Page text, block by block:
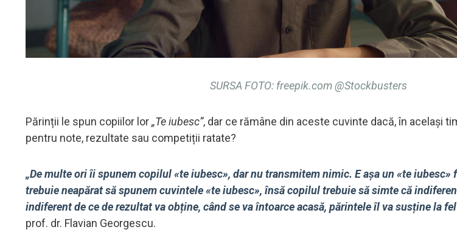
SURSA FOTO: freepik.com @Stockbusters
Părinții le spun copiilor lor„Te iubesc”, dar ce rămâne din aceste cuvinte dacă, în același
pentru note, rezultate sau competiții ratate?
„De multe ori îi spunem copilul «te iubesc», dar nu transmitem nimic. E așa un «te iubesc»
trebuie neapărat să spunem cuvintele «te iubesc», însă copilul trebuie să simte că
indiferent de ce de rezultat va obține, când se va întoarce acasă, părintele îl va susține la
prof. dr. Flavian Georgescu.